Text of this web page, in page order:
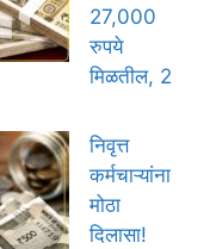
27,000
रुपये
मिळतील, 2
निवृत्त
कर्मचाऱ्यांना
मोठा
दिलासा!